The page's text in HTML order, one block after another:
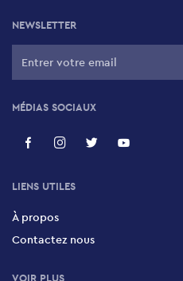
NEWSLETTER
MÉDIAS SOCIAUX
LIENS UTILES
À propos
Contactez nous
VOIR PLUS